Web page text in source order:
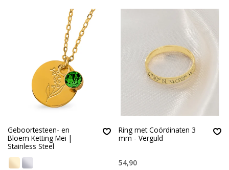
Geboortesteen- en
Bloem Ketting Mei |
Stainless Steel
Ring met Coördinaten 3
mm - Verguld
54,90